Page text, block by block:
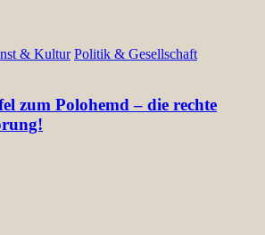
& Kultur Politik & Gesellschaft
zum Polohemd – die rechte